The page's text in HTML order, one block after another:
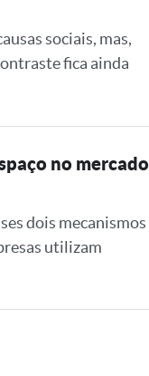
sociais, mas,
fica ainda
no mercado
dois mecanismos
utilizam